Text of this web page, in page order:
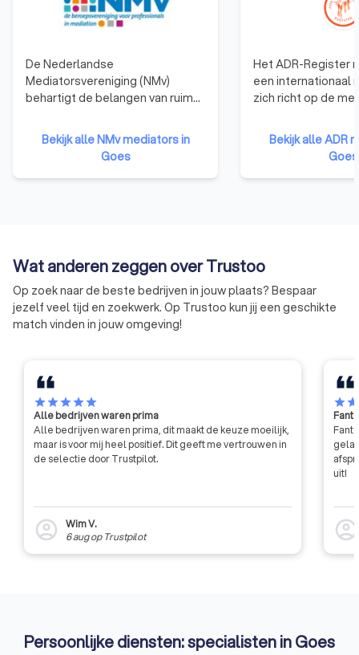
De Nederlandse
Mediatorsvereniging (NMv)
behartigt de belangen van ruim
daarmee de grootste
beroepsvereniging voor
mediators als het gaat om
belangenbehartiging van
rechtspositie van mediators en
het vergroten van de markt voor
mediation zijn de speerpunten
van de NMv.
Bekijk alle NMv mediators in
Goes
Het ADR-Register
een internationaal
zich richt op de
doel om een
waar je als
betrouwbare en
mediators kunt
echtscheidingen
ADR-Register
algemeen register
mediators die in
vaardigheden en
houden aan
beroepsnormen.
Bekijk alle ADR
Goes
Wat anderen zeggen over Trustoo
Op zoek naar de beste bedrijven in jouw plaats? Bespaar
jezelf veel tijd en zoekwerk. Op Trustoo kun jij een geschikte
match vinden in jouw omgeving!
starstarstarstarstar
Alle bedrijven waren prima
Alle bedrijven waren prima, dit maakt de keuze moeilijk,
maar is voor mij heel positief. Dit geeft me vertrouwen in
de selectie door Trustpilot.
account_circle
Wim V.
6 augop Trustpilot
starstar
uit!
account_circle
Persoonlijke diensten: specialisten in Goes